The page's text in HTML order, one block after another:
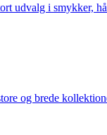
udvalg i smykker,
og brede